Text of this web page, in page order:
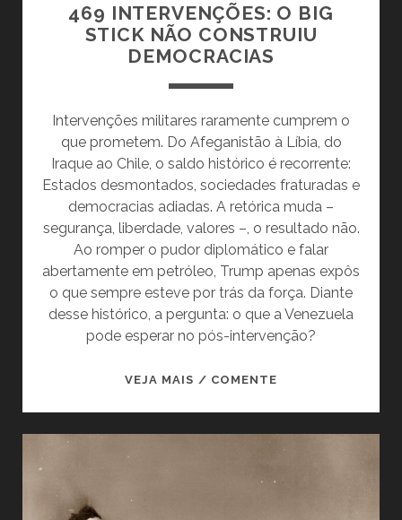
469 INTERVENÇÕES: O BIG
STICK NÃO CONSTRUIU
DEMOCRACIAS
Intervenções militares raramente cumprem o
que prometem. Do Afeganistão à Líbia, do
Iraque ao Chile, o saldo histórico é recorrente:
Estados desmontados, sociedades fraturadas e
democracias adiadas. A retórica muda –
segurança, liberdade, valores –, o resultado não.
Ao romper o pudor diplomático e falar
abertamente em petróleo, Trump apenas expôs
o que sempre esteve por trás da força. Diante
desse histórico, a pergunta: o que a Venezuela
pode esperar no pós-intervenção?
VEJA MAIS / COMENTE469
NÃO